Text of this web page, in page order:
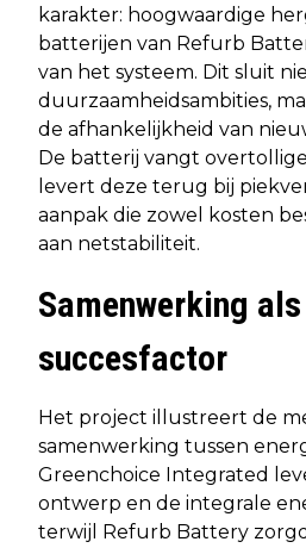
karakter: hoogwaardige
batterijen van Refurb
van het systeem. Dit sluit
duurzaamheidsambities,
de afhankelijkheid van
De batterij vangt
levert deze terug bij
aanpak die zowel kosten
aan netstabiliteit.
Samenwerking als
succesfactor
Het project illustreert de
samenwerking tussen
Greenchoice Integrated
ontwerp en de integrale
terwijl Refurb Battery